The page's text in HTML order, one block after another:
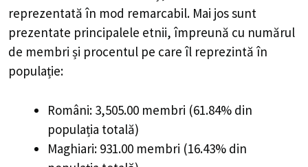
reprezentată în mod remarcabil. Mai jos sunt
prezentate principalele etnii, împreună cu numărul
de membri și procentul pe care îl reprezintă în
populație:
Români: 3,505.00 membri (61.84% din
populația totală)
Maghiari: 931.00 membri (16.43% din